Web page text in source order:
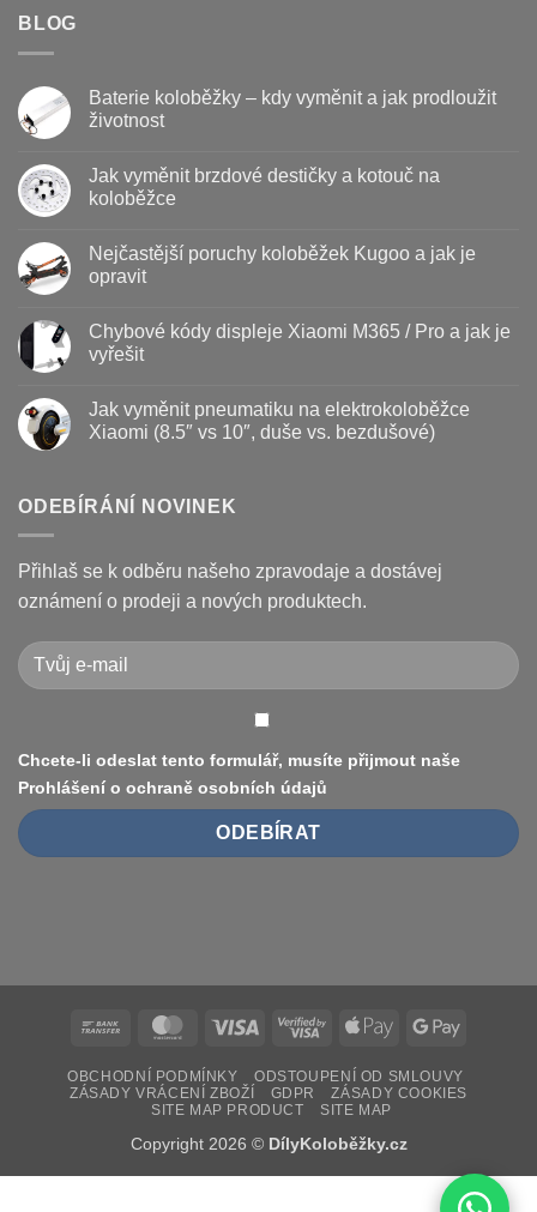
BLOG
Baterie koloběžky – kdy vyměnit a jak prodloužit
životnost
textu
s
koloběžky
kdy
jak
prodloužit
životnost
Jak vyměnit brzdové destičky a kotouč na
koloběžce
u
textu
s
vyměnit
brzdové
destičky
na
koloběžce
Nejčastější poruchy koloběžek Kugoo a jak je
opravit
u
textu
s
poruchy
koloběžek
Kugoo
opravit
Chybové kódy displeje Xiaomi M365 / Pro a jak je
vyřešit
textu
s
displeje
Xiaomi
Pro
a
jak
je
Jak vyměnit pneumatiku na elektrokoloběžce
Xiaomi (8.5″ vs 10″, duše vs. bezdušové)
textu
s
vyměnit
pneumatiku
na
elektrokoloběžce
(8.5″
vs
10″,
duše
ODEBÍRÁNÍ NOVINEK
Přihlaš se k odběru našeho zpravodaje a dostávej
oznámení o prodeji a nových produktech.
Chcete-li odeslat tento formulář, musíte přijmout naše
Prohlášení o ochraně osobních údajů
Bank
MasterCardVisa
Visa
Apple
Google
OBCHODNÍ PODMÍNKY
ODSTOUPENÍ OD SMLOUVY
ZÁSADY VRÁCENÍ ZBOŽÍ
GDPR
ZÁSADY COOKIES
SITE MAP PRODUCT
SITE MAP
Copyright 2026 © DílyKoloběžky.cz